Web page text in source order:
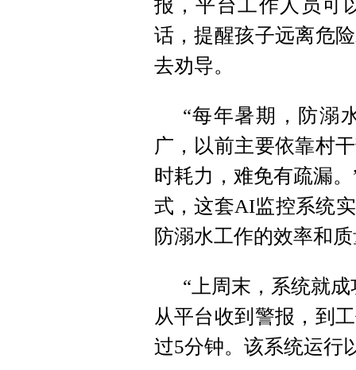
报，平台工作人员可
话，提醒孩子远离危
去劝导。
“每年暑期，防溺
广，以前主要依靠村
时耗力，难免有疏漏
式，这套AI监控系统
防溺水工作的效率和
“上周末，系统就
从平台收到警报，到
过5分钟。该系统运行